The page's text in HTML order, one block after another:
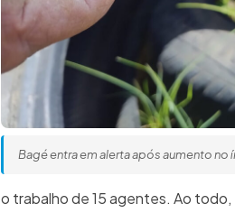
Bagé entra em alerta após aumento
o trabalho de 15 agentes. Ao